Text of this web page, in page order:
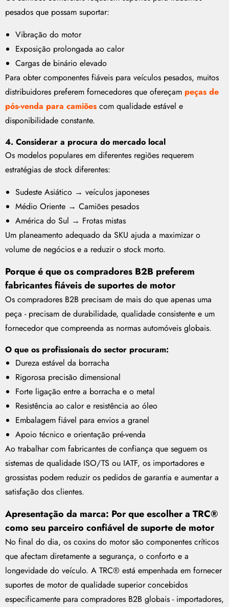
pesados que possam suportar:
Vibração do motor
Exposição prolongada ao calor
Cargas de binário elevado
Para obter componentes fiáveis para veículos pesados, muitos
distribuidores preferem fornecedores que ofereçam peças de
pós-venda para camiões com qualidade estável e
disponibilidade constante.
4. Considerar a procura do mercado local
Os modelos populares em diferentes regiões requerem
estratégias de stock diferentes:
Sudeste Asiático → veículos japoneses
Médio Oriente → Camiões pesados
América do Sul → Frotas mistas
Um planeamento adequado da SKU ajuda a maximizar o
volume de negócios e a reduzir o stock morto.
Porque é que os compradores B2B preferem
fabricantes fiáveis de suportes de motor
Os compradores B2B precisam de mais do que apenas uma
peça - precisam de durabilidade, qualidade consistente e um
fornecedor que compreenda as normas automóveis globais.
O que os profissionais do sector procuram:
Dureza estável da borracha
Rigorosa precisão dimensional
Forte ligação entre a borracha e o metal
Resistência ao calor e resistência ao óleo
Embalagem fiável para envios a granel
Apoio técnico e orientação pré-venda
Ao trabalhar com fabricantes de confiança que seguem os
sistemas de qualidade ISO/TS ou IATF, os importadores e
grossistas podem reduzir os pedidos de garantia e aumentar a
satisfação dos clientes.
Apresentação da marca: Por que escolher a TRC®
como seu parceiro confiável de suporte de motor
No final do dia, os coxins do motor são componentes críticos
que afectam diretamente a segurança, o conforto e a
longevidade do veículo. A TRC® está empenhada em fornecer
suportes de motor de qualidade superior concebidos
especificamente para compradores B2B globais - importadores,